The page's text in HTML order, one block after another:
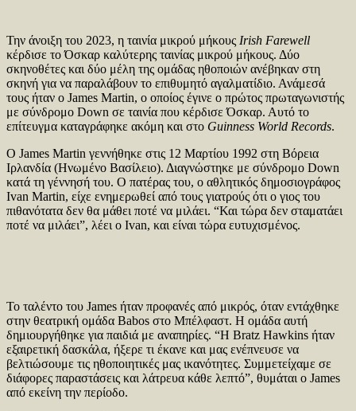
Την άνοιξη του 2023, η ταινία μικρού μήκους Irish Farewell
κέρδισε το Όσκαρ καλύτερης ταινίας μικρού μήκους. Δύο
σκηνοθέτες και δύο μέλη της ομάδας ηθοποιών ανέβηκαν στη
σκηνή για να παραλάβουν το επιθυμητό αγαλματίδιο. Ανάμεσά
τους ήταν ο James Martin, ο οποίος έγινε ο πρώτος πρωταγωνιστής
με σύνδρομο Down σε ταινία που κέρδισε Όσκαρ. Αυτό το
επίτευγμα καταγράφηκε ακόμη και στο Guinness World Records.
Ο James Martin γεννήθηκε στις 12 Μαρτίου 1992 στη Βόρεια
Ιρλανδία (Ηνωμένο Βασίλειο). Διαγνώστηκε με σύνδρομο Down
κατά τη γέννησή του. Ο πατέρας του, ο αθλητικός δημοσιογράφος
Ivan Martin, είχε ενημερωθεί από τους γιατρούς ότι ο γιος του
πιθανότατα δεν θα μάθει ποτέ να μιλάει. “Και τώρα δεν σταματάει
ποτέ να μιλάει”, λέει ο Ivan, και είναι τώρα ευτυχισμένος.
Το ταλέντο του James ήταν προφανές από μικρός, όταν εντάχθηκε
στην θεατρική ομάδα Babos στο Μπέλφαστ. Η ομάδα αυτή
δημιουργήθηκε για παιδιά με αναπηρίες. “Η Bratz Hawkins ήταν
εξαιρετική δασκάλα, ήξερε τι έκανε και μας ενέπνευσε να
βελτιώσουμε τις ηθοποιητικές μας ικανότητες. Συμμετείχαμε σε
διάφορες παραστάσεις και λάτρευα κάθε λεπτό”, θυμάται ο James
από εκείνη την περίοδο.